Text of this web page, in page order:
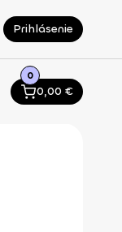
Prihlásenie
0
0,00 €